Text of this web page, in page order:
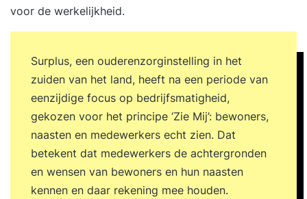
voor de werkelijkheid.
Surplus, een ouderenzorginstelling in het
zuiden van het land, heeft na een periode van
eenzijdige focus op bedrijfsmatigheid,
gekozen voor het principe ‘Zie Mij’: bewoners,
naasten en medewerkers echt zien. Dat
betekent dat medewerkers de achtergronden
en wensen van bewoners en hun naasten
kennen en daar rekening mee houden.